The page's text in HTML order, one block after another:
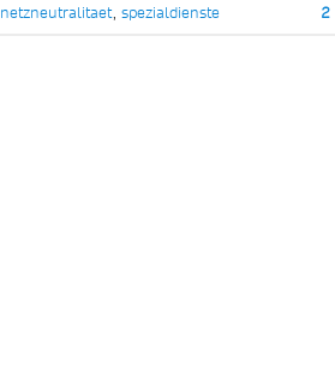
netzneutralitaet, spezialdienste 2